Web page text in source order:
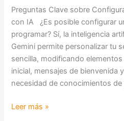
Preguntas Clave sobre
con IA ¿Es posible configurar
programar? Sí, la inteligencia
Gemini permite personalizar tu
sencilla, modificando
inicial, mensajes de bienvenida
necesidad de conocimientos
con
IA:
Guía
Completa
Leer más »